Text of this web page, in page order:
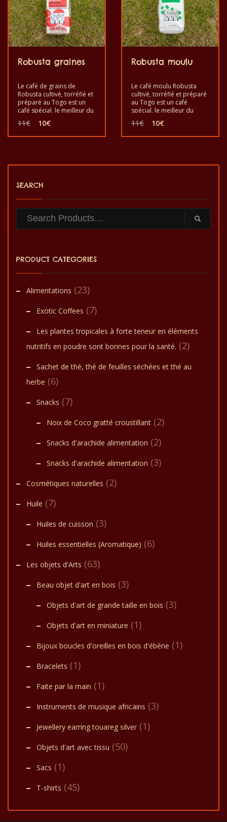
Robusta graines
Le café de grains de
Robusta cultivé, torréfié et
préparé au Togo est un
café spécial, le meilleur du
pour le plaisir et la santé. Il
est bon de goûter le café
fabriqué à la main.
11€ Le
initial
10€Le
actuel
Robusta moulu
Le café moulu Robusta
cultivé, torréfié et préparé
au Togo est un café
spécial, le meilleur du
Robusta, pour le plaisir et
la santé. Il est bon de
qualité et fabriqué à la
11€ Le
initial
10€Le
actuel
SEARCH
PRODUCT CATEGORIES
Alimentations (23)
Exotic Coffees (7)
Les plantes tropicales à forte teneur en éléments
nutritifs en poudre sont bonnes pour la santé. (2)
Sachet de thé, thé de feuilles séchées et thé au
herbe (6)
Snacks (7)
Noix de Coco gratté croustillant (2)
Snacks d'arachide alimentation (2)
Snacks d'arachide alimentation (3)
Cosmétiques naturelles (2)
Huile (7)
Huiles de cuisson (3)
Huiles essentielles (Aromatique) (6)
Les objets d'Arts (63)
Beau objet d'art en bois (3)
Objets d'art de grande taille en bois (3)
Objets d'art en miniature (1)
Bijoux boucles d'oreilles en bois d'ébène (1)
Bracelets (1)
Faite par la main (1)
Instruments de musique africains (3)
Jewellery earring touareg silver (1)
Objets d'art avec tissu (50)
Sacs (1)
T-shirts (45)